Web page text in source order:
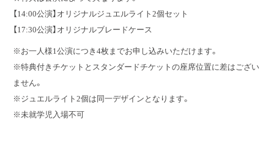
【14:00公演】オリジナルジュエルライト2個セット
【17:30公演】オリジナルブレードケース
※お一人様1公演につき4枚までお申し込みいただけます。
※特典付きチケットとスタンダードチケットの座席位置に差はござい
ません。
※ジュエルライト2個は同一デザインとなります。
※未就学児入場不可